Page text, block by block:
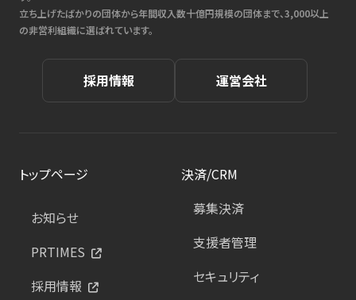
立ち上げたばかりの団体から年間収入数十億円規模の団体まで、3,000以上
の非営利組織に選ばれています。
採用情報 運営会社
トップページ
お知らせ
PRTIMES
採用情報
決済/CRM
募集決済
支援者管理
セキュリティ